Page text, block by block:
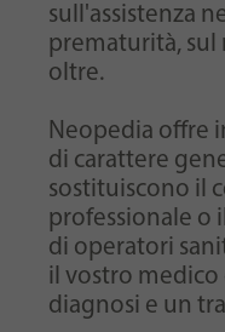
sull'assistenza
prematurità, sul
oltre.
Neopedia offre
di carattere
sostituiscono il
professionale o
di operatori
il vostro medico
diagnosi e un